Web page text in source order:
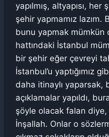
yapılmış, altyapısı,
şehir yapmamız lazım.
bunu yapmak mümkün
hattındaki İstanbul
bir şehir eğer çevreyi
İstanbul’u yaptığımız
daha itinaylı yaparsak,
açıklamalar yapıldı,
şöyle olacak falan
İnşallah. Onlar o